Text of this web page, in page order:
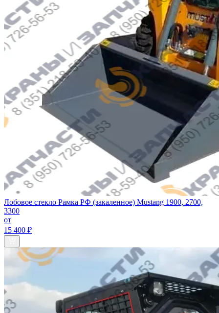
Лобовое стекло Рамка РФ (закаленное) Mustang 1900, 2700,
3300
от
15 400 ₽